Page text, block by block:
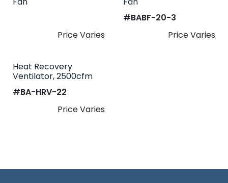
Price Varies
#​BABF-20-3
Price Varies
Heat Recovery
Ventilator, 2500cfm
#​BA-HRV-22
Price Varies